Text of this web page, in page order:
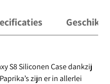
Geschikt
S8 Siliconen Case dankzij
zijn er in allerlei